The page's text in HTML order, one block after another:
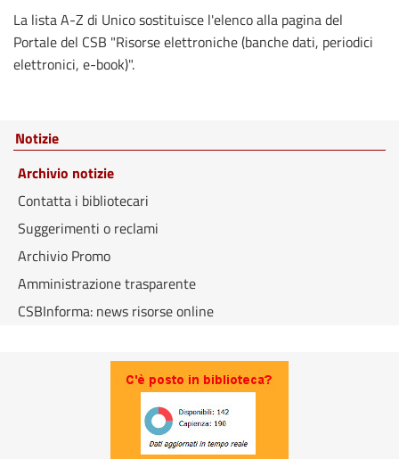
La lista A-Z di Unico sostituisce l'elenco alla pagina del
Portale del CSB "Risorse elettroniche (banche dati, periodici
elettronici, e-book)".
Notizie
Archivio notizie
Contatta i bibliotecari
Suggerimenti o reclami
Archivio Promo
Amministrazione trasparente
CSBInforma: news risorse online